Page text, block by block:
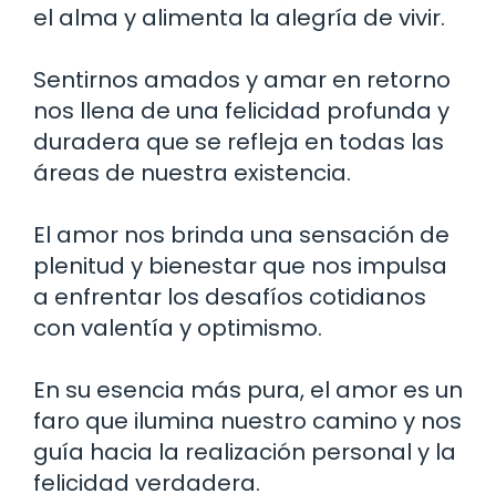
el alma y alimenta la alegría de vivir.
Sentirnos amados y amar en retorno
nos llena de una felicidad profunda y
duradera que se refleja en todas las
áreas de nuestra existencia.
El amor nos brinda una sensación de
plenitud y bienestar que nos impulsa
a enfrentar los desafíos cotidianos
con valentía y optimismo.
En su esencia más pura, el amor es un
faro que ilumina nuestro camino y nos
guía hacia la realización personal y la
felicidad verdadera.